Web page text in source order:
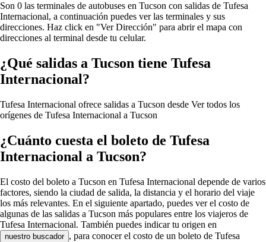
Son 0 las terminales de autobuses en Tucson con salidas de Tufesa
Internacional, a continuación puedes ver las terminales y sus
direcciones. Haz click en "Ver Dirección" para abrir el mapa con
direcciones al terminal desde tu celular.
¿Qué salidas a Tucson tiene Tufesa
Internacional?
Tufesa Internacional ofrece salidas a Tucson desde Ver todos los
orígenes de Tufesa Internacional a Tucson
¿Cuánto cuesta el boleto de Tufesa
Internacional a Tucson?
El costo del boleto a Tucson en Tufesa Internacional depende de varios
factores, siendo la ciudad de salida, la distancia y el horario del viaje
los más relevantes. En el siguiente apartado, puedes ver el costo de
algunas de las salidas a Tucson más populares entre los viajeros de
Tufesa Internacional. También puedes indicar tu origen en
nuestro buscador , para conocer el costo de un boleto de Tufesa